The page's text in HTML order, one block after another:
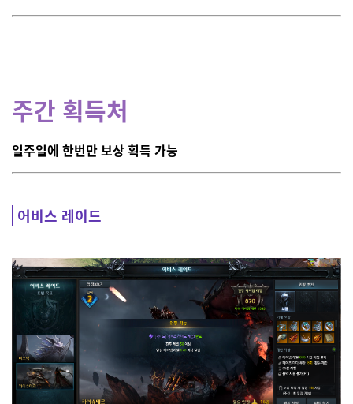
주간 획득처
일주일에 한번만 보상 획득 가능
어비스 레이드